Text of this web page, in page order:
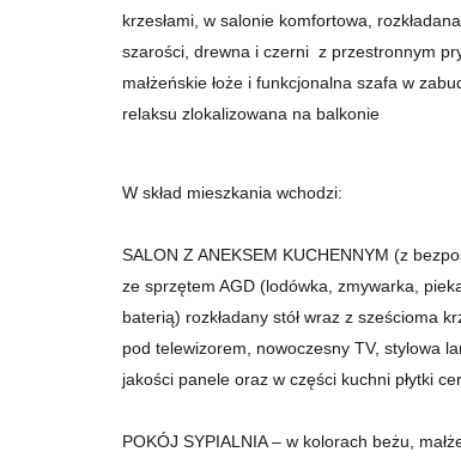
krzesłami, w salonie komfortowa,
szarości, drewna i czerni z przestronnym
małżeńskie łoże i funkcjonalna szafa w
relaksu zlokalizowana na balkonie
W skład mieszkania wchodzi:
SALON Z ANEKSEM KUCHENNYM (z
ze sprzętem AGD (lodówka, zmywarka,
baterią) rozkładany stół wraz z sześcioma
pod telewizorem, nowoczesny TV, stylowa
jakości panele oraz w części kuchni płytki
POKÓJ SYPIALNIA – w kolorach beżu,